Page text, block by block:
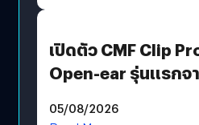
เปิดตัว CMF Clip
Open-ear รุ่นแรกจ
05/08/2026